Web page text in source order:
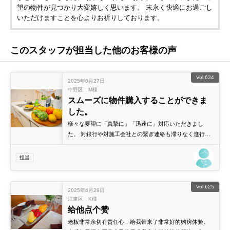
望の物件が見つかり大変嬉しく思います。 末永く快適にお過ごし
いただけますことを心よりお祈りしております。
このスタッフが担当した他のお客様の声
Vol.634
2025年6月27日
中野区 M様
スムーズに物件購入することができま
した。
様々な要望に「真摯に」「迅速に」対応いただきまし
た。 対銀行や対施工会社との繋ぎ連絡も滞りなく進行い
ただき、スムーズに物件購入することができました。 担
当いただいた森上さん/黒瀬さんにはとても感謝していま
担当
Vol.625
2025年4月29日
江東区 K様
给他点个赞
老板非常亲切有责任心，给我带来了非常好的购房体验。